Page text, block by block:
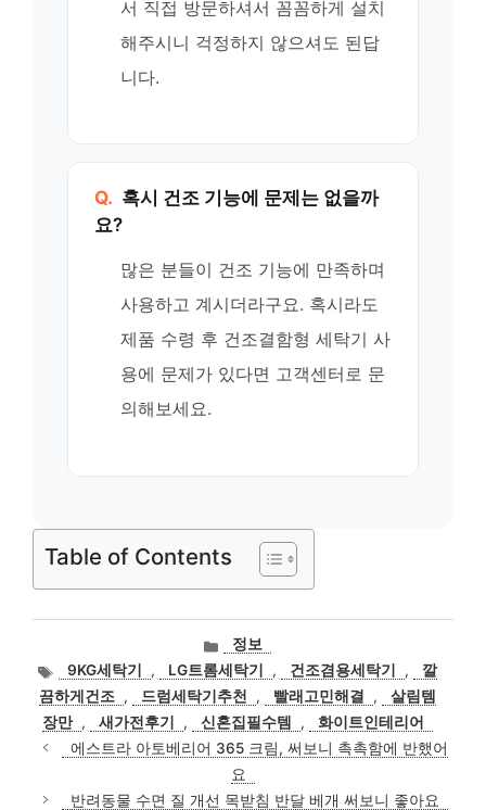
서 직접 방문하셔서 꼼꼼하게 설치
해주시니 걱정하지 않으셔도 된답
니다.
Q. 혹시 건조 기능에 문제는 없을까
요?
많은 분들이 건조 기능에 만족하며
사용하고 계시더라구요. 혹시라도
제품 수령 후 건조결함형 세탁기 사
용에 문제가 있다면 고객센터로 문
의해보세요.
Table of Contents
카
테
고
리
정보
태
그
9KG세탁기 , LG트롬세탁기 , 건조겸용세탁기 ,
깔
끔하게건조 , 드럼세탁기추천 , 빨래고민해결 ,
살림템
장만 , 새가전후기 , 신혼집필수템 ,
화이트인테리어
에스트라 아토베리어 365 크림, 써보니 촉촉함에 반했어
요
반려동물 수면 질 개선 목받침 반달 베개 써보니 좋아요